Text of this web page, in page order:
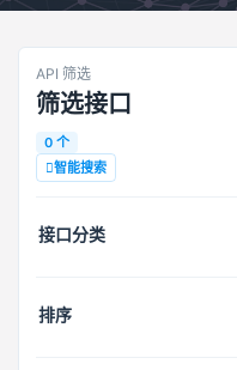
API 筛选
筛选接口
0 个
智能搜索
接口分类
排序